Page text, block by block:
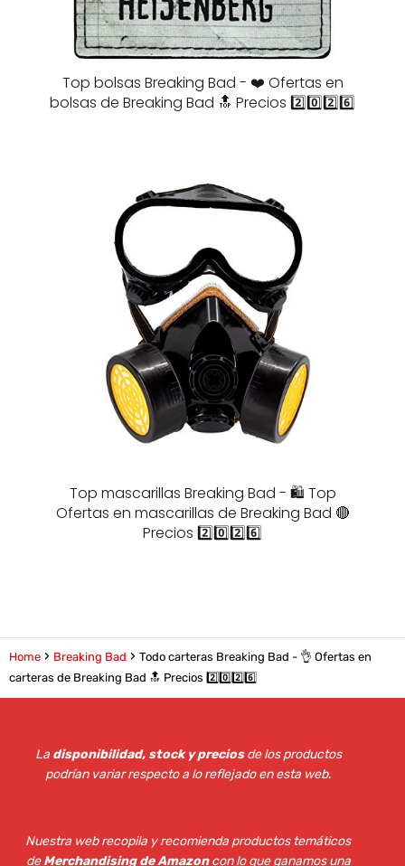
Top bolsas Breaking Bad - ❤️ Ofertas en
bolsas de Breaking Bad 🔝 Precios 2️⃣0️⃣2️⃣6️⃣
Top mascarillas Breaking Bad - 🛍️ Top
Ofertas en mascarillas de Breaking Bad 🔴
Precios 2️⃣0️⃣2️⃣6️⃣
Home Breaking Bad
Todo carteras Breaking Bad - 👌 Ofertas en
carteras de Breaking Bad 🔝 Precios 2️⃣0️⃣2️⃣6️⃣
La disponibilidad, stock y preciosde los productos
podrían variar respecto a lo reflejado en esta web.
Nuestra web recopila y recomienda productos temáticos
deMerchandising de Amazoncon lo que ganamos una